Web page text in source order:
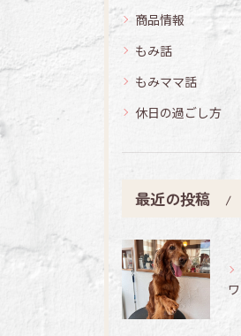
商品情報
もみ話
もみママ話
休日の過ごし方
最近の投稿